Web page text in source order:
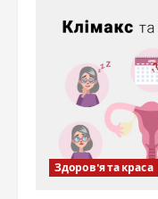
Здоров'я та краса